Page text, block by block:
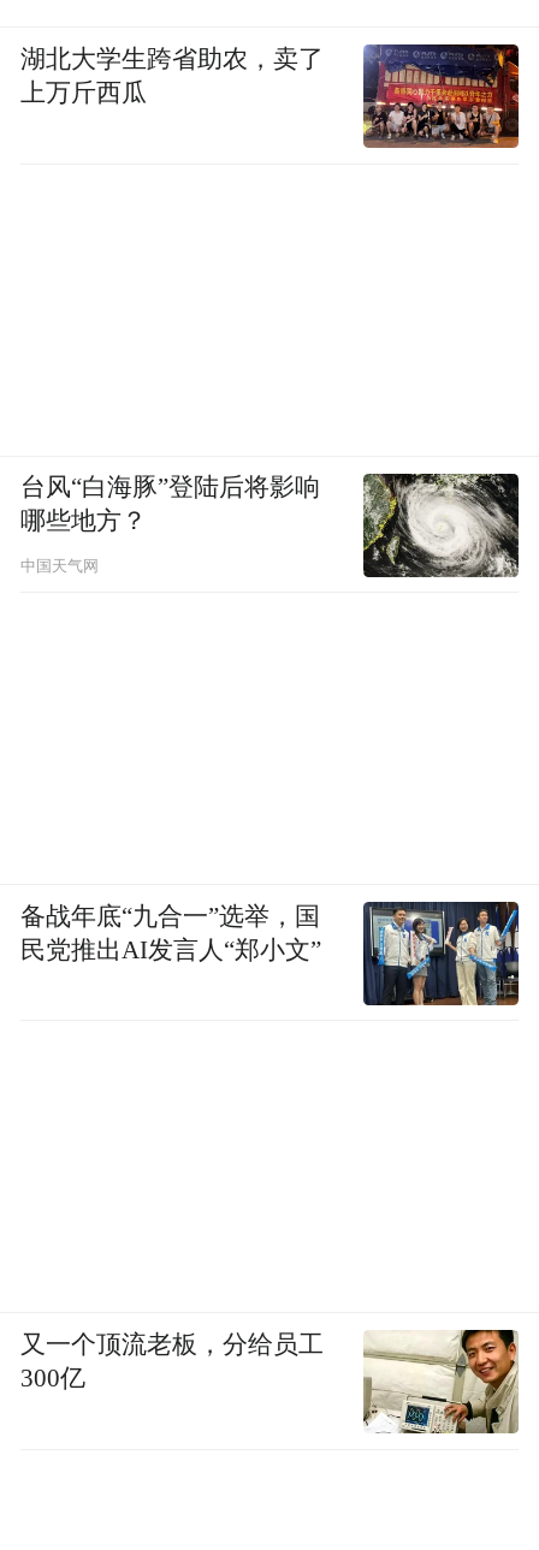
湖北大学生跨省助农，卖了
上万斤西瓜
台风“白海豚”登陆后将影响
哪些地方？
中国天气网
备战年底“九合一”选举，国
民党推出AI发言人“郑小文”
又一个顶流老板，分给员工
300亿